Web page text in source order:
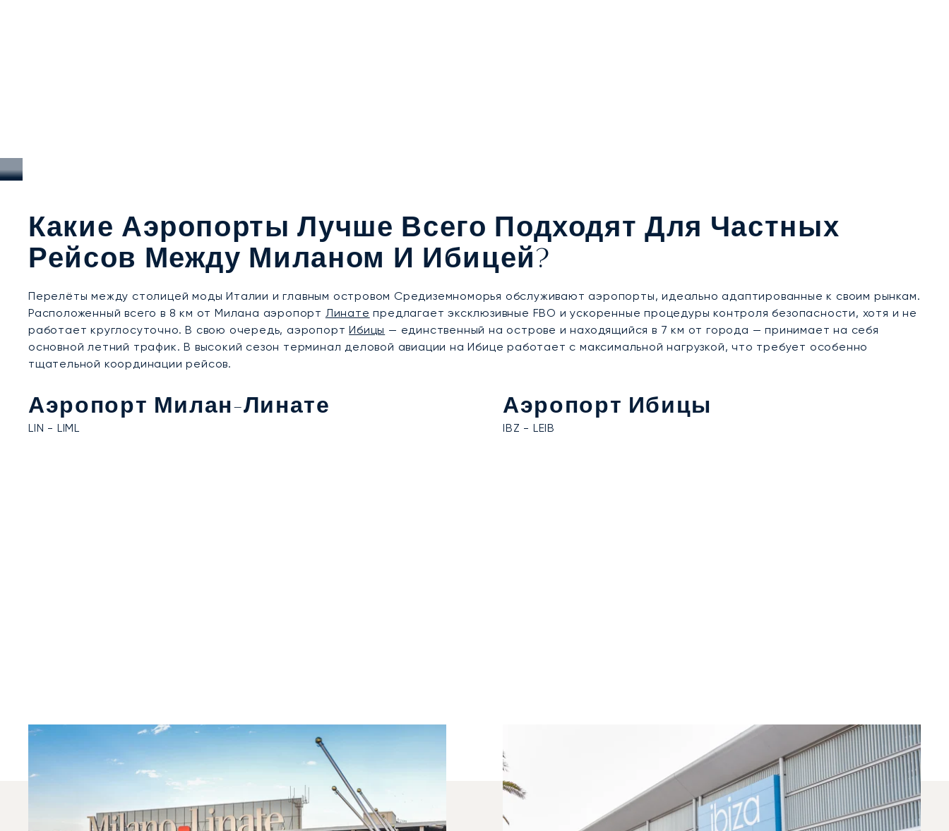
Какие Аэропорты Лучше Всего Подходят Для Частных
Рейсов Между Миланом И Ибицей?
Перелёты между столицей моды Италии и главным островом Средиземноморья обслуживают аэропорты, идеально адаптированные к своим рынкам.
Расположенный всего в 8 км от Милана аэропорт Линате предлагает эксклюзивные FBO и ускоренные процедуры контроля безопасности, хотя и не
работает круглосуточно. В свою очередь, аэропортИбицы — единственный на острове и находящийся в 7 км от города — принимает на себя
основной летний трафик. В высокий сезон терминал деловой авиации на Ибице работает с максимальной нагрузкой, что требует особенно
тщательной координации рейсов.
Аэропорт Милан-Линате
LIN - LIML
Аэропорт Ибицы
IBZ - LEIB